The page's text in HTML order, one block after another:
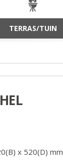
TERRAS/TUIN
(B) x 520(D) mm